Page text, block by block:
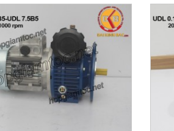
số được đúc bằng gang chất
có khối lượng nhỏ cùng cấu
điều tốc bằng tay có biên độ
bền và tuổi thọ cao, mô tơ điều
ngược lại.
điều tốc dùng tay để điều chỉnh